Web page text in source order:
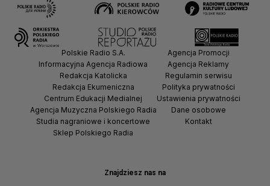
Znajdziesz nas na
Polskie Radio S.A.
Informacyjna Agencja Radiowa
Redakcja Katolicka
Redakcja Ekumeniczna
Centrum Edukacji Medialnej
Agencja Muzyczna Polskiego Radia
Studia nagraniowe i koncertowe
Sklep Polskiego Radia
Agencja Promocji
Agencja Reklamy
Regulamin serwisu
Polityka prywatności
Ustawienia prywatności
Dane osobowe
Kontakt